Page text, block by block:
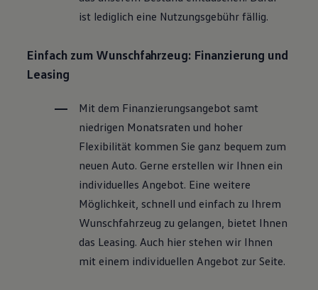
ist lediglich eine Nutzungsgebühr fällig.
Einfach zum Wunschfahrzeug: Finanzierung und
Leasing
Mit dem Finanzierungsangebot samt
niedrigen Monatsraten und hoher
Flexibilität kommen Sie ganz bequem zum
neuen Auto. Gerne erstellen wir Ihnen ein
individuelles Angebot. Eine weitere
Möglichkeit, schnell und einfach zu Ihrem
Wunschfahrzeug zu gelangen, bietet Ihnen
das Leasing. Auch hier stehen wir Ihnen
mit einem individuellen Angebot zur Seite.